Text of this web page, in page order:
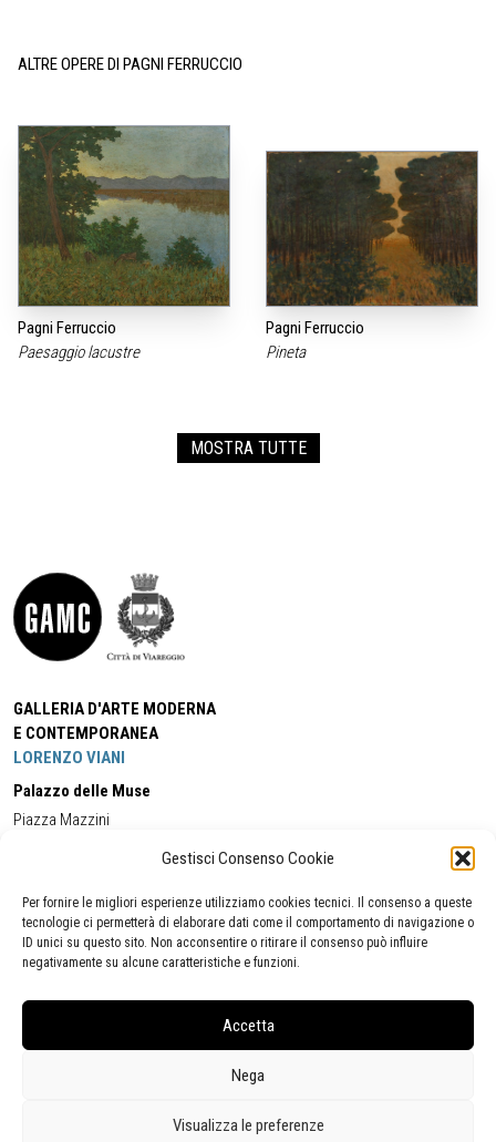
Gestisci Consenso Cookie
Per fornire le migliori esperienze utilizziamo cookies tecnici. Il consenso a queste
tecnologie ci permetterà di elaborare dati come il comportamento di navigazione o
ID unici su questo sito. Non acconsentire o ritirare il consenso può influire
negativamente su alcune caratteristiche e funzioni.
Accetta
Nega
Visualizza le preferenze
ALTRE OPERE DI PAGNI FERRUCCIO
Pagni Ferruccio
Paesaggio lacustre
Pagni Ferruccio
Pineta
MOSTRA TUTTE
GALLERIA D'ARTE MODERNA
E CONTEMPORANEA
LORENZO VIANI
Palazzo delle Muse
Piazza Mazzini
Cell:+39 338 5714978 (orario apertura Galleria)
Tel:
+39 0584 944580
(orario 09.00/13.00)
Email:gamc@comune.viareggio.lu.it
Segnalazione di inaccessibilità